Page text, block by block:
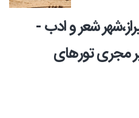
شعر و ادب -
مجری تورهای